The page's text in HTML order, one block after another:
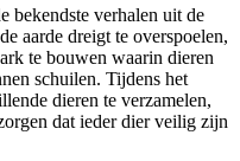
bekendste verhalen uit de
aarde dreigt te overspoelen,
te bouwen waarin dieren
schuilen. Tijdens het
dieren te verzamelen,
dat ieder dier veilig zijn